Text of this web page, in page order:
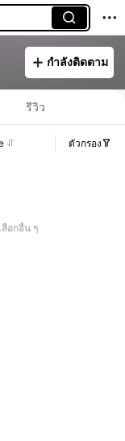
กำลังติดตาม
รีวิว
ตัวกรอง
อกอื่น ๆ